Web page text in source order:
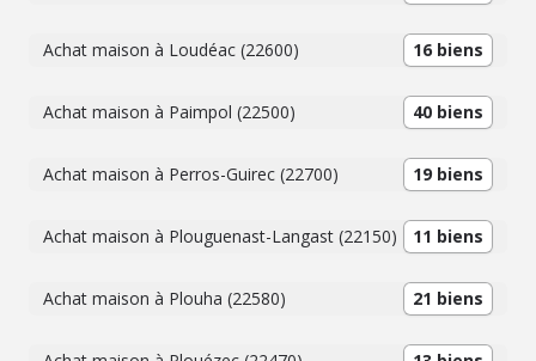
Achat maison à Loudéac (22600) 16 biens
Achat maison à Paimpol (22500) 40 biens
Achat maison à Perros-Guirec (22700) 19 biens
Achat maison à Plouguenast-Langast (22150) 11 biens
Achat maison à Plouha (22580) 21 biens